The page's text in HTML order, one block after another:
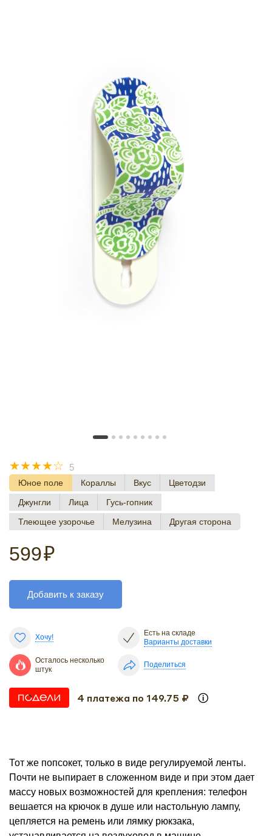
☆
☆
☆
☆
☆ 5
Юное поле Кораллы Вкус
Цветодзи
Джунгли
Лица
Гусь-гопник
Тлеющее узорочье
Мелузина Другая сторона
599₽
Добавить к заказу
Хочу!
Есть на складе
Варианты доставки
Осталось несколько
штук
Поделиться
4 платежа по 149.75 ₽
Тот же попсокет, только в виде регулируемой ленты.
Почти не выпирает в сложенном виде и при этом дает
массу новых возможностей для крепления: телефон
вешается на крючок в душе или настольную лампу,
цепляется на ремень или лямку рюкзака,